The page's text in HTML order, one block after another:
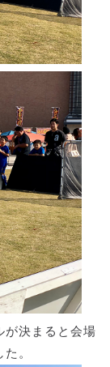
が決まると会場
。